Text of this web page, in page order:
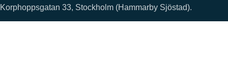
Korphoppsgatan 33, Stockholm (Hammarby Sjöstad).